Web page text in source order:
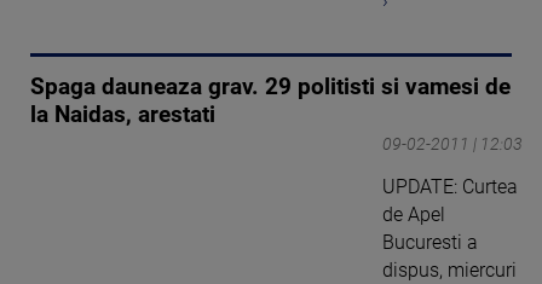
Spaga dauneaza grav. 29 politisti si vamesi de
la Naidas, arestati
09-02-2011 | 12:03
UPDATE: Curtea
de Apel
Bucuresti a
dispus, miercuri